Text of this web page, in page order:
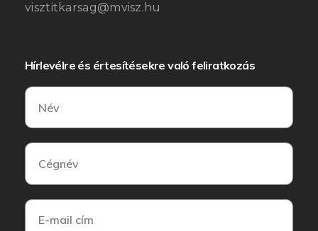
visztitkarsag@mvisz.hu
Hírlevélre és értesítésekre való feliratkozás